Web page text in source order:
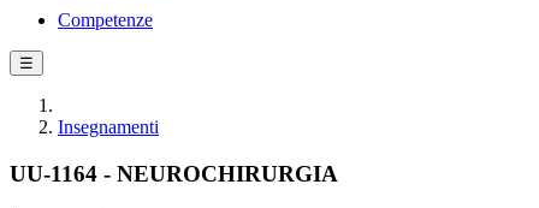
Competenze
☰
Insegnamenti
UU-1164 - NEUROCHIRURGIA